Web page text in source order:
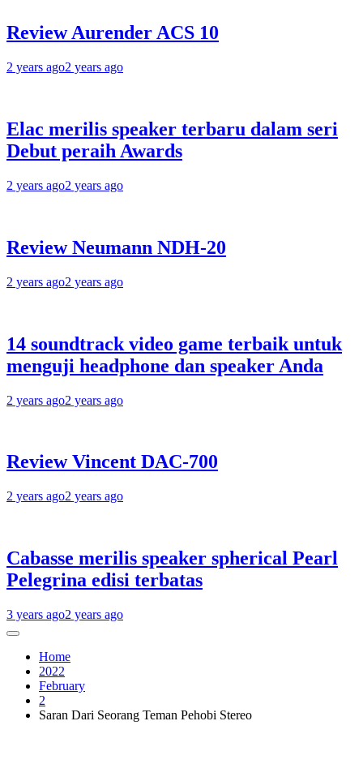
Review Aurender ACS 10
2 years ago2 years ago
Elac merilis speaker terbaru dalam seri
Debut peraih Awards
2 years ago2 years ago
Review Neumann NDH-20
2 years ago2 years ago
14 soundtrack video game terbaik untuk
menguji headphone dan speaker Anda
2 years ago2 years ago
Review Vincent DAC-700
2 years ago2 years ago
Cabasse merilis speaker spherical Pearl
Pelegrina edisi terbatas
3 years ago2 years ago
Home
2022
February
2
Saran Dari Seorang Teman Pehobi Stereo